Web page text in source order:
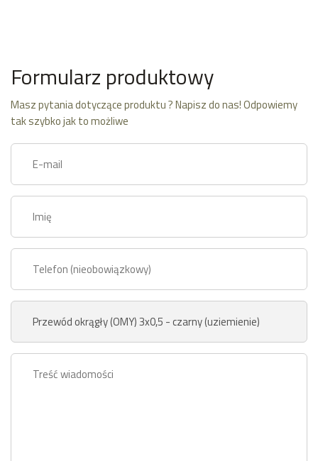
Formularz produktowy
Masz pytania dotyczące produktu ? Napisz do nas! Odpowiemy
tak szybko jak to możliwe